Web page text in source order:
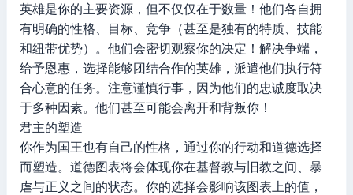
英雄是你的主要资源，但不仅仅在于数量！他们各自拥
有明确的性格、目标、竞争（甚至是独有的特质、技能
和纽带优势）。他们会密切观察你的决定！解决争端，
给予恩惠，选择能够团结合作的英雄，派遣他们执行符
合心意的任务。注意谨慎行事，因为他们的忠诚度取决
于多种因素。他们甚至可能会离开和背叛你！
君主的塑造
你作为国王也有自己的性格，通过你的行动和道德选择
而塑造。道德图表将会体现你在基督教与旧教之间、暴
虐与正义之间的状态。你的选择会影响该图表上的值，